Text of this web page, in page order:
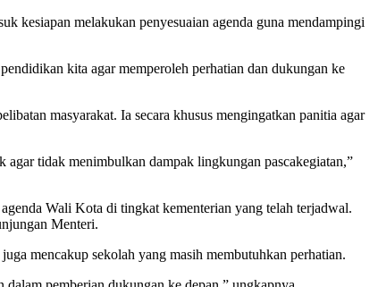
kesiapan melakukan penyesuaian agenda guna mendampingi
kita agar memperoleh perhatian dan dukungan ke
masyarakat. Ia secara khusus mengingatkan panitia agar
agar tidak menimbulkan dampak lingkungan pascakegiatan,”
Wali Kota di tingkat kementerian yang telah terjadwal.
Menteri.
mencakup sekolah yang masih membutuhkan perhatian.